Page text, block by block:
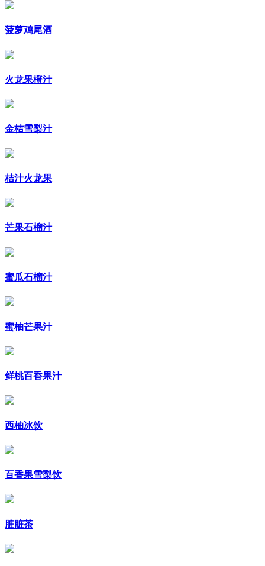
菠萝鸡尾酒
火龙果橙汁
金桔雪梨汁
桔汁火龙果
芒果石榴汁
蜜瓜石榴汁
蜜柚芒果汁
鲜桃百香果汁
西柚冰饮
百香果雪梨饮
脏脏茶